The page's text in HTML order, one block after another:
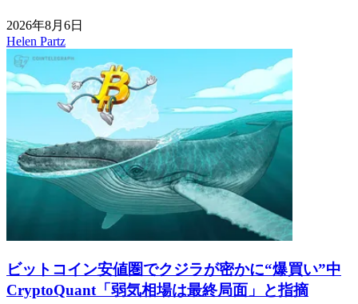
2026年8月6日
Helen Partz
ビットコイン安値圏でクジラが密かに“爆買い”中
CryptoQuant「弱気相場は最終局面」と指摘